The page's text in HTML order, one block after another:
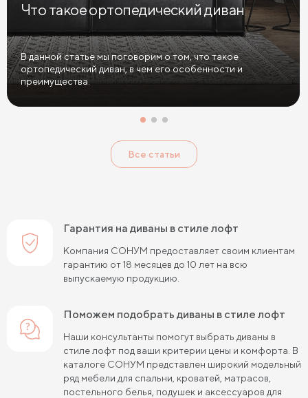
Диваны в спальню Диваны с подушками
Большие диваны Диваны софа Диваны из велюра
Диваны антикоготь
Что такое ортопедический диван
В данной статье мы поговорим о том, что такое
ортопедический диван, в чем его особенности и
преимущества.
Все статьи
Гарантия на диваны в стиле лофт
Компания СОНУМ предоставляет своим клиентам
гарантию от 18 месяцев до 10 лет на всю
выпускаемую продукцию.
Поможем подобрать диваны в стиле лофт
Наши консультанты помогут выбрать диваны в
стиле лофт под ваши критерии цены и комфорта. В
каталоге СОНУМ представлен широкий модельный
ряд мебели для спальни, кроватей, матрасов,
постельного белья, подушек и аксессуаров для